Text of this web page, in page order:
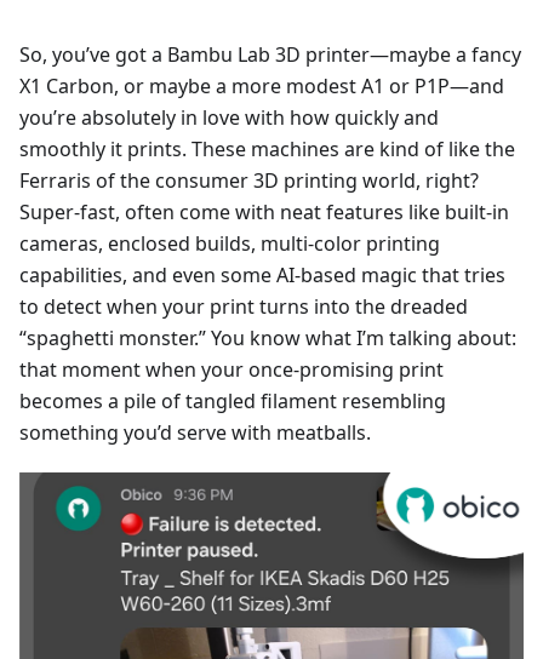
So, you’ve got a Bambu Lab 3D printer—maybe a fancy
X1 Carbon, or maybe a more modest A1 or P1P—and
you’re absolutely in love with how quickly and
smoothly it prints. These machines are kind of like the
Ferraris of the consumer 3D printing world, right?
Super-fast, often come with neat features like built-in
cameras, enclosed builds, multi-color printing
capabilities, and even some AI-based magic that tries
to detect when your print turns into the dreaded
“spaghetti monster.” You know what I’m talking about:
that moment when your once-promising print
becomes a pile of tangled filament resembling
something you’d serve with meatballs.